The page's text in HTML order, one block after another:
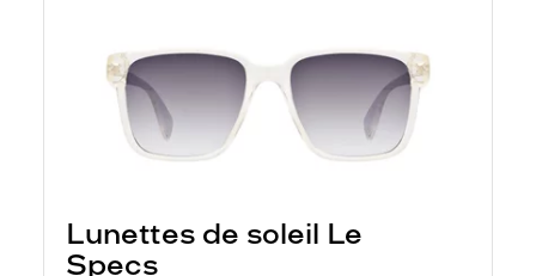
Lunettes de soleil Le
Specs